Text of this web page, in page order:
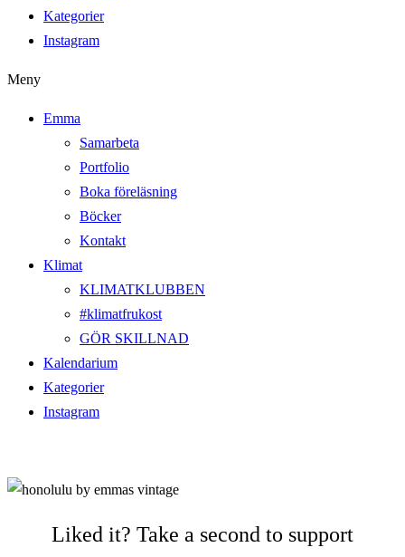
Kategorier
Instagram
Meny
Emma
Samarbeta
Portfolio
Boka föreläsning
Böcker
Kontakt
Klimat
KLIMATKLUBBEN
#klimatfrukost
GÖR SKILLNAD
Kalendarium
Kategorier
Instagram
Liked it? Take a second to support